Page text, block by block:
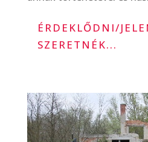
ÉRDEKLŐDNI/
SZERETNÉK...